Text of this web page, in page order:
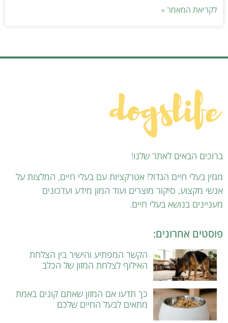
לקריאת המאמר »
ברוכים הבאים לאתר שלנו!
מגזין בעלי חיים הגדול! אטרקציות עם בעלי חיים, המלצות על
אנשי מקצוע, סיקור מוצרים ועוד המון מידע ועדכונים
מעניינים בנושא בעלי חיים.
פוסטים אחרונים:
הקשר המפתיע והישיר בין הצלחת
האילוף לצלחת המזון של הכלב
כך תדעו אם המזון שאתם קונים באמת
מתאים לבעל החיים שלכם